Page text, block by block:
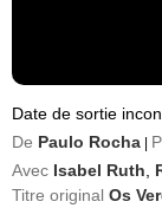
Date de sortie
De Paulo Rocha
Avec Isabel Ruth
Titre original Os